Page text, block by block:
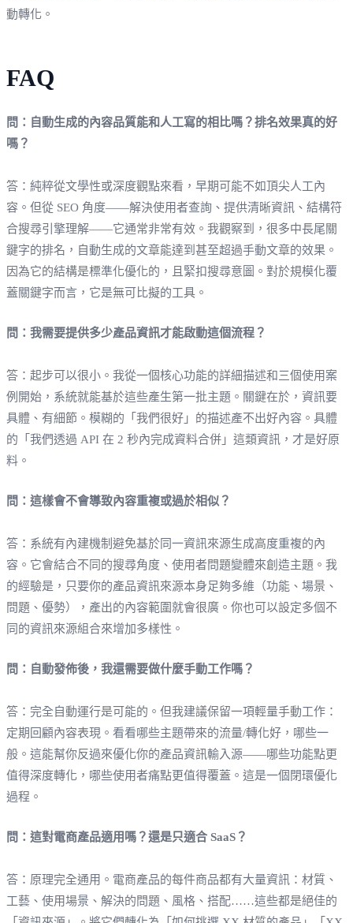
動轉化。
FAQ
問：自動生成的內容品質能和人工寫的相比嗎？排名效果真的好
嗎？
答：純粹從文學性或深度觀點來看，早期可能不如頂尖人工內
容。但從 SEO 角度——解決使用者查詢、提供清晰資訊、結構符
合搜尋引擎理解——它通常非常有效。我觀察到，很多中長尾關
鍵字的排名，自動生成的文章能達到甚至超過手動文章的效果。
因為它的結構是標準化優化的，且緊扣搜尋意圖。對於規模化覆
蓋關鍵字而言，它是無可比擬的工具。
問：我需要提供多少產品資訊才能啟動這個流程？
答：起步可以很小。我從一個核心功能的詳細描述和三個使用案
例開始，系統就能基於這些產生第一批主題。關鍵在於，資訊要
具體、有細節。模糊的「我們很好」的描述產不出好內容。具體
的「我們透過 API 在 2 秒內完成資料合併」這類資訊，才是好原
料。
問：這樣會不會導致內容重複或過於相似？
答：系統有內建機制避免基於同一資訊來源生成高度重複的內
容。它會結合不同的搜尋角度、使用者問題變體來創造主題。我
的經驗是，只要你的產品資訊來源本身足夠多維（功能、場景、
問題、優勢），產出的內容範圍就會很廣。你也可以設定多個不
同的資訊來源組合來增加多樣性。
問：自動發佈後，我還需要做什麼手動工作嗎？
答：完全自動運行是可能的。但我建議保留一項輕量手動工作：
定期回顧內容表現。看看哪些主題帶來的流量/轉化好，哪些一
般。這能幫你反過來優化你的產品資訊輸入源——哪些功能點更
值得深度轉化，哪些使用者痛點更值得覆蓋。這是一個閉環優化
過程。
問：這對電商產品適用嗎？還是只適合 SaaS？
答：原理完全通用。電商產品的每件商品都有大量資訊：材質、
工藝、使用場景、解決的問題、風格、搭配……這些都是絕佳的